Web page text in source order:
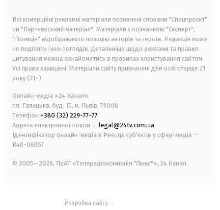
Всі комерційні рекламні матеріали позначені словами "Спецпроєкт"
чи "Партнерський матеріал". Матеріали з позначкою "Експерт",
"Позиція" відображають позицію авторів та героїв. Редакція може
не поділяти їхніх поглядів. Детальніше щодо реклами та правил
цитування можна ознайомитись в правилах користування сайтом.
Усі права захищені. Матеріали сайту призначені для осіб старше 21
року (21+)
Онлайн-медіа «24 Канал»
пл. Галицька, буд. 15, м. Львів, 79008
Телефон +380 (32) 229-77-77
Адреса електронної пошти — legal@24tv.com.ua
Ідентифікатор онлайн-медіа в Реєстрі суб'єктів у сфері медіа —
R40-06057
© 2005—2026, ПрАТ «Телерадіокомпанія "Люкс"», 24 Канал.
Розробка сайту-